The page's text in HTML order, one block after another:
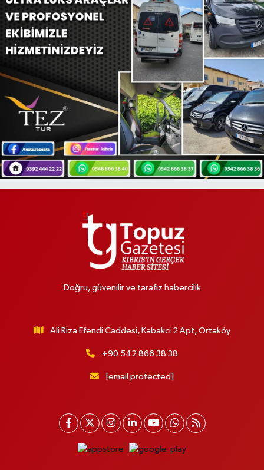
Doğru, güvenilir ve tarafız habercilik
Ali Riza Efendi Caddesi, Kabakci 2 Apt, Ortaköy
+90 542 866 38 38
[email protected]